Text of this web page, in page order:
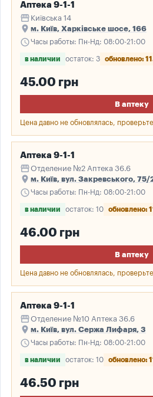
Аптека 9-1-1
storefront Київська 14
place м. Київ, Харківське шосе, 166
scheduleЧасы работы: Пн-Нд: 08:00-21:00
в наличии остаток: 3 обновлено:
45.00 грн
В аптеку
Цена давно не обновлялась,
Аптека 9-1-1
storefrontОтделение №2 Аптека 36.6
place м. Київ, вул. Закревського, 75/
scheduleЧасы работы: Пн-Нд: 08:00-21:00
в наличии остаток: 10 обновлено:
46.00 грн
В аптеку
Цена давно не обновлялась,
Аптека 9-1-1
storefrontОтделение №10 Аптека 36.6
place м. Київ, вул. Сержа Лифаря, 3
scheduleЧасы работы: Пн-Нд: 08:00-21:00
в наличии остаток: 10 обновлено:
46.50 грн